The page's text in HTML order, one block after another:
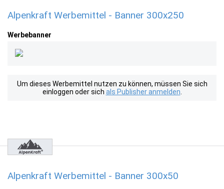
Alpenkraft Werbemittel - Banner 300x250
Werbebanner
Um dieses Werbemittel nutzen zu können, müssen Sie sich
einloggen oder sich als Publisher anmelden
Alpenkraft Werbemittel - Banner 300x50